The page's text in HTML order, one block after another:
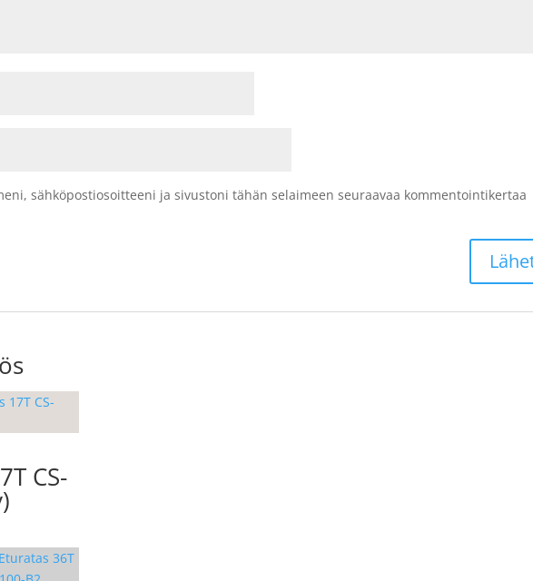
sähköpostiosoitteeni ja sivustoni tähän selaimeen seuraavaa kommentointikertaa
CS-